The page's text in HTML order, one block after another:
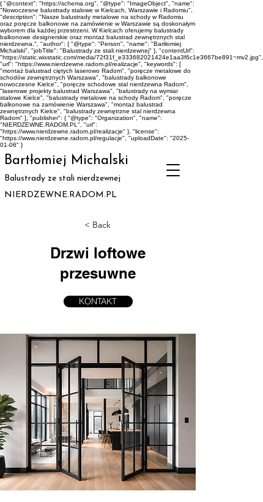
{ "@context": "https://schema.org", "@type": "ImageObject", "name":
"Nowoczesne balustrady stalowe w Kielcach, Warszawie i Radomiu",
"description": "Nasze balustrady metalowe na schody w Radomiu
oraz poręcze balkonowe na zamówienie w Warszawie są doskonałym
wyborem dla każdej przestrzeni. W Kielcach oferujemy balustrady
balkonowe designerskie oraz montaż balustrad zewnętrznych stal
nierdzewna.", "author": { "@type": "Person", "name": "Bartłomiej
Michalski", "jobTitle": "Balustrady ze stali nierdzewnej" }, "contentUrl":
"https://static.wixstatic.com/media/72f31f_e333682021424e1aa3f6c1e3667be891~mv2.jpg",
"url": "https://www.nierdzewne.radom.pl/realizacje", "keywords": [
"montaż balustrad ciętych laserowo Radom", "poręcze metalowe do
schodów zewnętrznych Warszawa", "balustrady balkonowe
nowoczesne Kielce", "poręcze schodowe stal nierdzewna Radom",
"laserowe projekty balustrad Warszawa", "balustrady na wymiar
stalowe Kielce", "balustrady metalowe na schody Radom", "poręcze
balkonowe na zamówienie Warszawa", "montaż balustrad
zewnętrznych Kielce", "balustrady zewnętrzne stal nierdzewna
Radom" ], "publisher": { "@type": "Organization", "name":
"NIERDZEWNE.RADOM.PL", "url":
"https://www.nierdzewne.radom.pl/realizacje" }, "license":
"https://www.nierdzewne.radom.pl/regulacje", "uploadDate": "2025-
01-06" }
Bartłomiej Michalski
Balustrady ze stali nierdzewnej
NIERDZEWNE.RADOM.PL
< Back
Drzwi loftowe
przesuwne
KONTAKT